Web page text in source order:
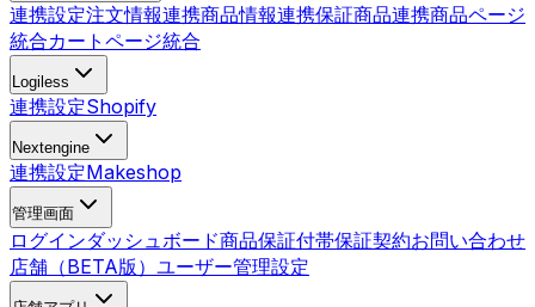
連携設定注文情報連携商品情報連携保証商品連携商品ページ
統合カートページ統合
Logiless
連携設定Shopify
Nextengine
連携設定Makeshop
管理画面
ログインダッシュボード商品保証付帯保証契約お問い合わせ
店舗（BETA版） ユーザー管理設定